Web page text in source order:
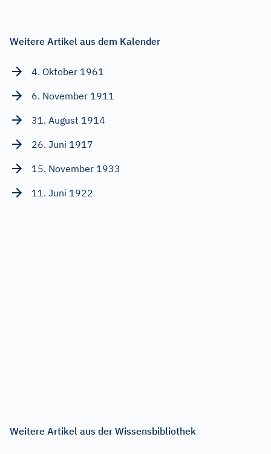
Weitere Artikel aus dem Kalender
4. Oktober 1961
6. November 1911
31. August 1914
26. Juni 1917
15. November 1933
11. Juni 1922
Weitere Artikel aus der Wissensbibliothek